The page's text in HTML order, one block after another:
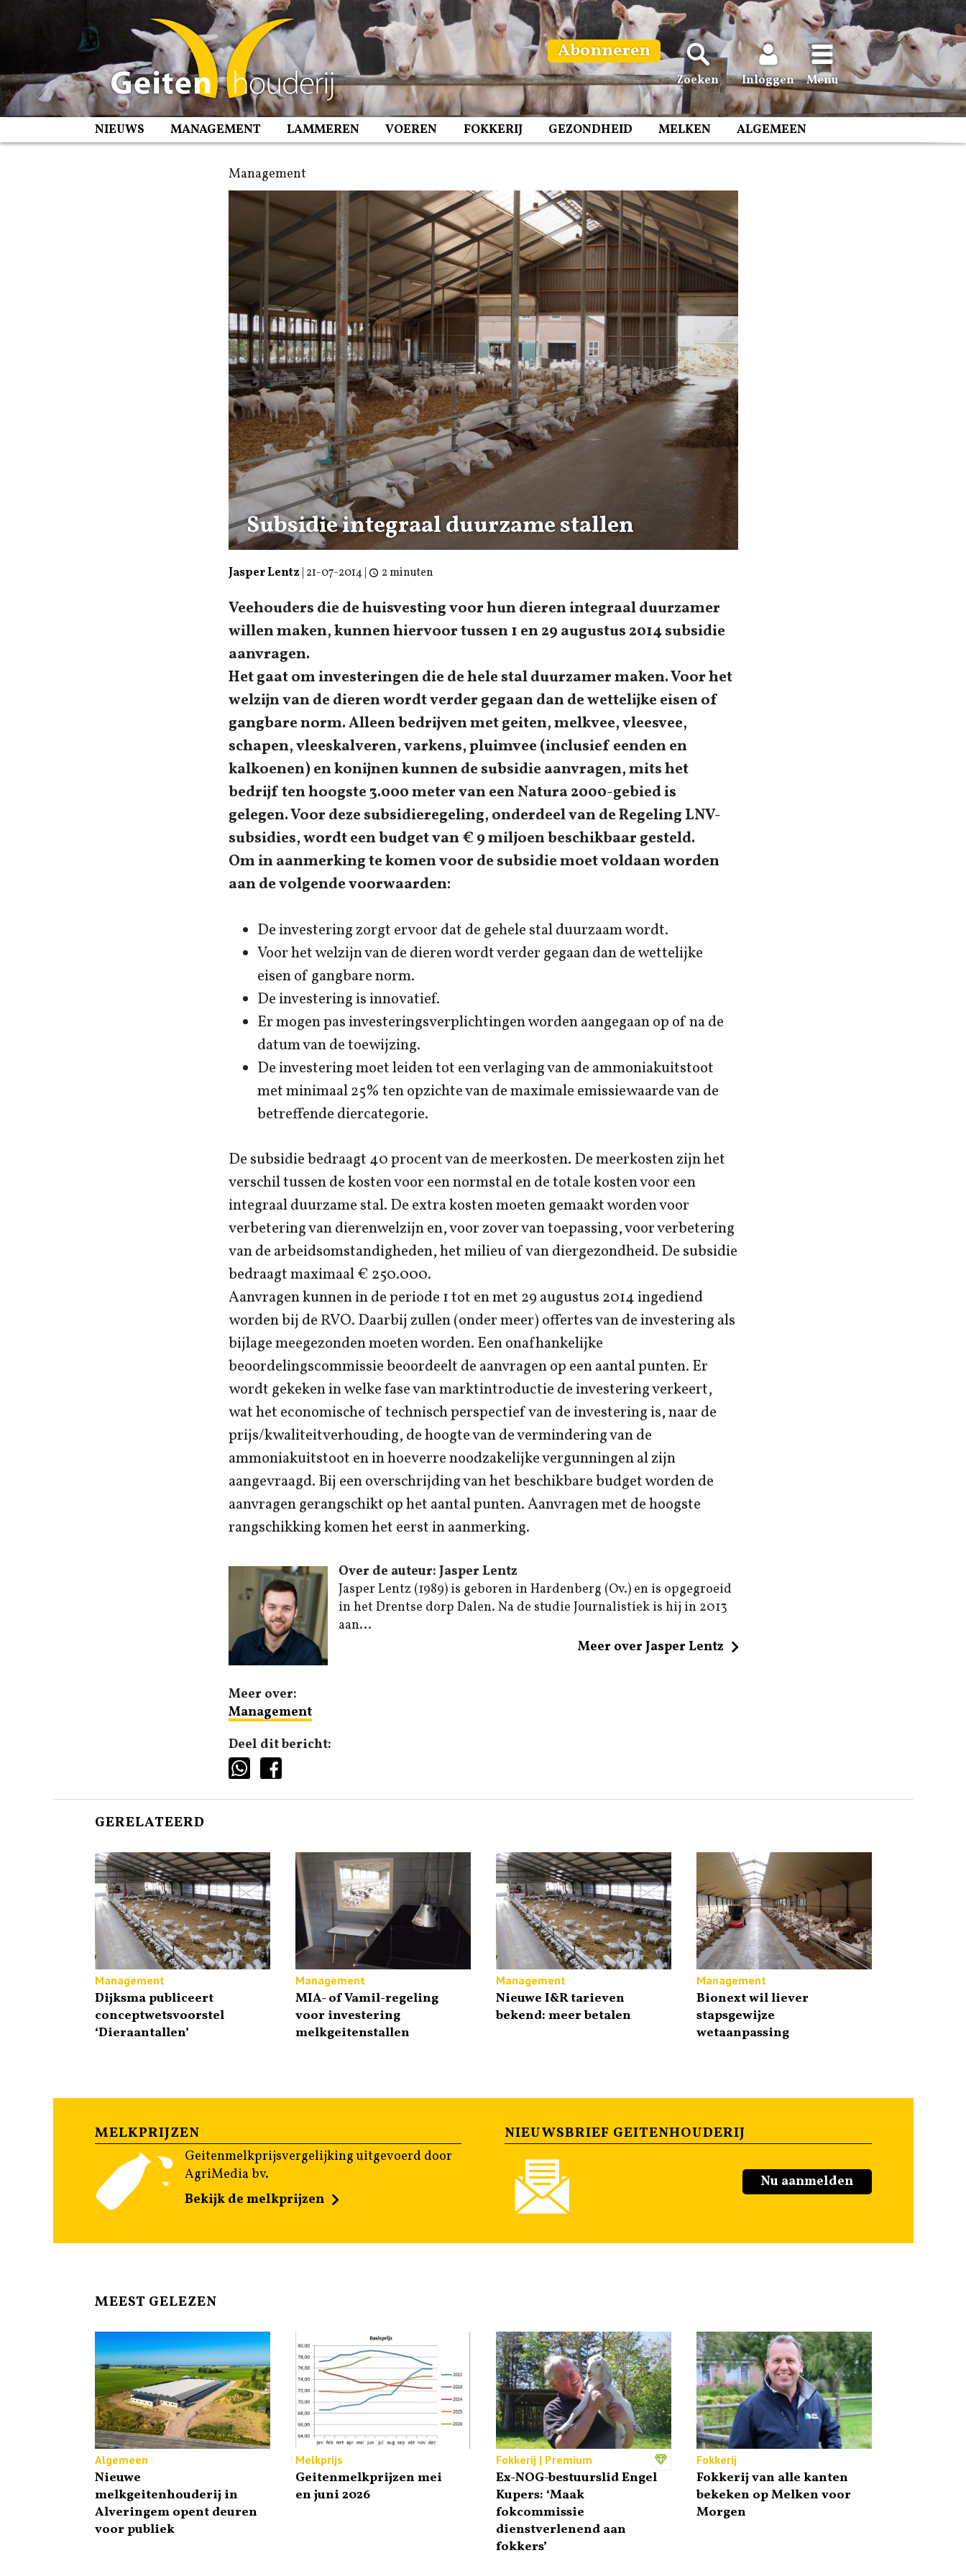
Abonneren
Zoeken Inloggen Menu
NIEUWS MANAGEMENT LAMMEREN VOEREN FOKKERIJ GEZONDHEID MELKEN ALGEMEEN
Management
Subsidie integraal duurzame stallen
Jasper Lentz 21-07-2014| 2 minuten
Veehouders die de huisvesting voor hun dieren integraal duurzamer
willen maken, kunnen hiervoor tussen 1 en 29 augustus 2014 subsidie
aanvragen.
Het gaat om investeringen die de hele stal duurzamer maken. Voor het
welzijn van de dieren wordt verder gegaan dan de wettelijke eisen of
gangbare norm. Alleen bedrijven met geiten, melkvee, vleesvee,
schapen, vleeskalveren, varkens, pluimvee (inclusief eenden en
kalkoenen) en konijnen kunnen de subsidie aanvragen, mits het
bedrijf ten hoogste 3.000 meter van een Natura 2000-gebied is
gelegen. Voor deze subsidieregeling, onderdeel van de Regeling LNV-
subsidies, wordt een budget van € 9 miljoen beschikbaar gesteld.
Om in aanmerking te komen voor de subsidie moet voldaan worden
aan de volgende voorwaarden:
De investering zorgt ervoor dat de gehele stal duurzaam wordt.
Voor het welzijn van de dieren wordt verder gegaan dan de wettelijke
eisen of gangbare norm.
De investering is innovatief.
Er mogen pas investeringsverplichtingen worden aangegaan op of na de
datum van de toewijzing.
De investering moet leiden tot een verlaging van de ammoniakuitstoot
met minimaal 25% ten opzichte van de maximale emissiewaarde van de
betreffende diercategorie.
De subsidie bedraagt 40 procent van de meerkosten. De meerkosten zijn het
verschil tussen de kosten voor een normstal en de totale kosten voor een
integraal duurzame stal. De extra kosten moeten gemaakt worden voor
verbetering van dierenwelzijn en, voor zover van toepassing, voor verbetering
van de arbeidsomstandigheden, het milieu of van diergezondheid. De subsidie
bedraagt maximaal € 250.000.
Aanvragen kunnen in de periode 1 tot en met 29 augustus 2014 ingediend
worden bij de RVO. Daarbij zullen (onder meer) offertes van de investering als
bijlage meegezonden moeten worden. Een onafhankelijke
beoordelingscommissie beoordeelt de aanvragen op een aantal punten. Er
wordt gekeken in welke fase van marktintroductie de investering verkeert,
wat het economische of technisch perspectief van de investering is, naar de
prijs/kwaliteitverhouding, de hoogte van de vermindering van de
ammoniakuitstoot en in hoeverre noodzakelijke vergunningen al zijn
aangevraagd. Bij een overschrijding van het beschikbare budget worden de
aanvragen gerangschikt op het aantal punten. Aanvragen met de hoogste
rangschikking komen het eerst in aanmerking.
Over de auteur: Jasper Lentz
Jasper Lentz (1989) is geboren in Hardenberg (Ov.) en is opgegroeid
in het Drentse dorp Dalen. Na de studie Journalistiek is hij in 2013
aan...
Meer over Jasper Lentz
Meer over:
Management
Deel dit bericht:
GERELATEERD
Management
Dijksma publiceert
conceptwetsvoorstel
‘Dieraantallen’
Management
MIA- of Vamil-regeling
voor investering
melkgeitenstallen
Management
Nieuwe I&R tarieven
bekend: meer betalen
Management
Bionext wil liever
stapsgewijze
wetaanpassing
MELKPRIJZEN
Geitenmelkprijsvergelijking uitgevoerd door
AgriMedia bv.
Bekijk de melkprijzen
NIEUWSBRIEF GEITENHOUDERIJ
Nu aanmelden
MEEST GELEZEN
Algemeen
Nieuwe
melkgeitenhouderij in
Alveringem opent deuren
voor publiek
Melkprijs
Geitenmelkprijzen mei
en juni 2026
Fokkerij | Premium
Ex-NOG-bestuurslid Engel
Kupers: ‘Maak
fokcommissie
dienstverlenend aan
fokkers’
Fokkerij
Fokkerij van alle kanten
bekeken op Melken voor
Morgen